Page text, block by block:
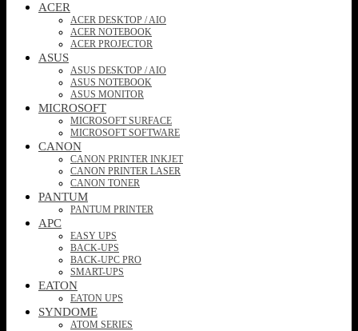
ACER
ACER DESKTOP / AIO
ACER NOTEBOOK
ACER PROJECTOR
ASUS
ASUS DESKTOP / AIO
ASUS NOTEBOOK
ASUS MONITOR
MICROSOFT
MICROSOFT SURFACE
MICROSOFT SOFTWARE
CANON
CANON PRINTER INKJET
CANON PRINTER LASER
CANON TONER
PANTUM
PANTUM PRINTER
APC
EASY UPS
BACK-UPS
BACK-UPC PRO
SMART-UPS
EATON
EATON UPS
SYNDOME
ATOM SERIES